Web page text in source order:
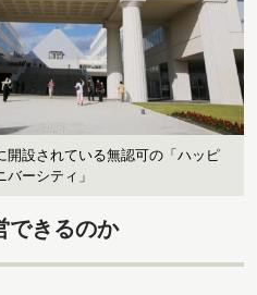
開設されている無認可の「ハッピ
ーシティ」
できるのか